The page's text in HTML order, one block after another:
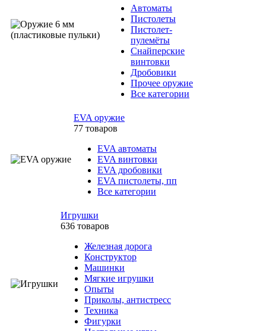
Автоматы
Пистолеты
Пистолет-
пулемёты
Снайперские
винтовки
Дробовики
Прочее оружие
Все категории
EVA оружие
77 товаров
EVA автоматы
EVA винтовки
EVA дробовики
EVA пистолеты, пп
Все категории
Игрушки
636 товаров
Железная дорога
Конструктор
Машинки
Мягкие игрушки
Опыты
Приколы, антистресс
Техника
Фигурки